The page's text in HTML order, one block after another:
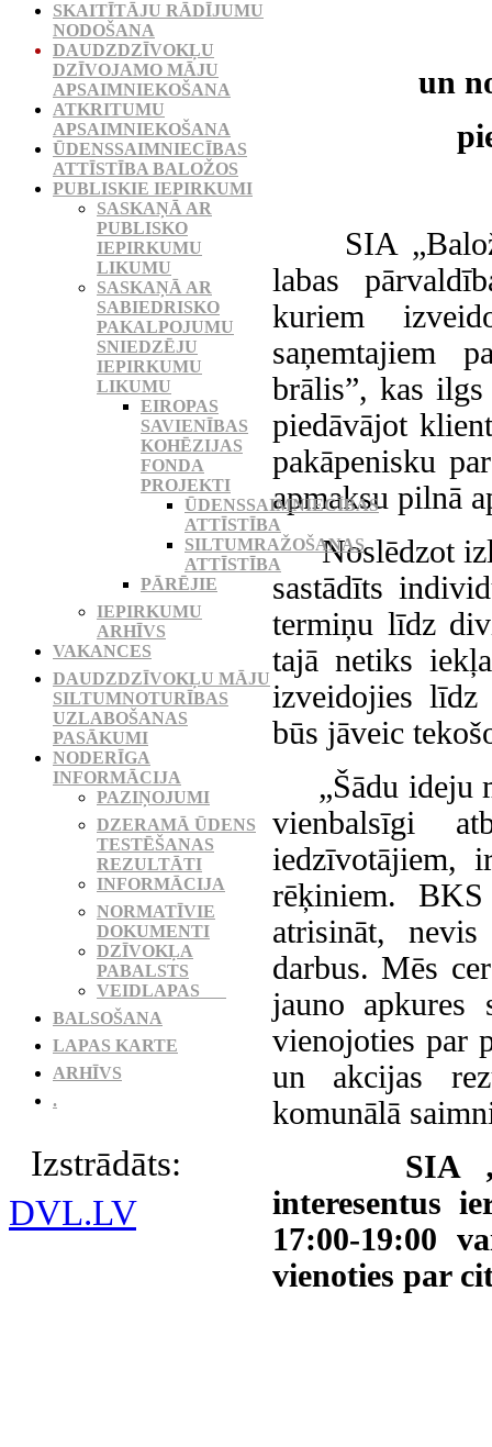
un
SIA „Baložu
labas
kuriem
saņemtajiem
brālis”, kas
piedāvājot
pakāpenisku
apmaksu pilnā
Noslēdzot
sastādīts
termiņu līdz
tajā netiks
izveidojies līdz
būs jāveic
„Šādu ideju
vienbalsīgi
iedzīvotājiem,
rēķiniem.
atrisināt,
darbus. Mēs
jauno apkures
vienojoties par
un akcijas
komunālā
SIA
interesentus
17:00-19:00
vienoties par
SKAITĪTĀJU RĀDĪJUMU
NODOŠANA
DAUDZDZĪVOKĻU
DZĪVOJAMO MĀJU
APSAIMNIEKOŠANA
ATKRITUMU
APSAIMNIEKOŠANA
ŪDENSSAIMNIECĪBAS
ATTĪSTĪBA BALOŽOS
PUBLISKIE IEPIRKUMI
SASKAŅĀ AR
PUBLISKO
IEPIRKUMU
LIKUMU
SASKAŅĀ AR
SABIEDRISKO
PAKALPOJUMU
SNIEDZĒJU
IEPIRKUMU
LIKUMU
EIROPAS
SAVIENĪBAS
KOHĒZIJAS
FONDA
PROJEKTI
ŪDENSSAIMNIECĪBAS
ATTĪSTĪBA
SILTUMRAŽOŠANAS
ATTĪSTĪBA
PĀRĒJIE
IEPIRKUMU
ARHĪVS
VAKANCES
DAUDZDZĪVOKĻU MĀJU
SILTUMNOTURĪBAS
UZLABOŠANAS
PASĀKUMI
NODERĪGA
INFORMĀCIJA
PAZIŅOJUMI
DZERAMĀ ŪDENS
TESTĒŠANAS
REZULTĀTI
INFORMĀCIJA
NORMATĪVIE
DOKUMENTI
DZĪVOKĻA
PABALSTS
VEIDLAPAS
BALSOŠANA
LAPAS KARTE
ARHĪVS
.
Izstrādāts:
DVL.LV